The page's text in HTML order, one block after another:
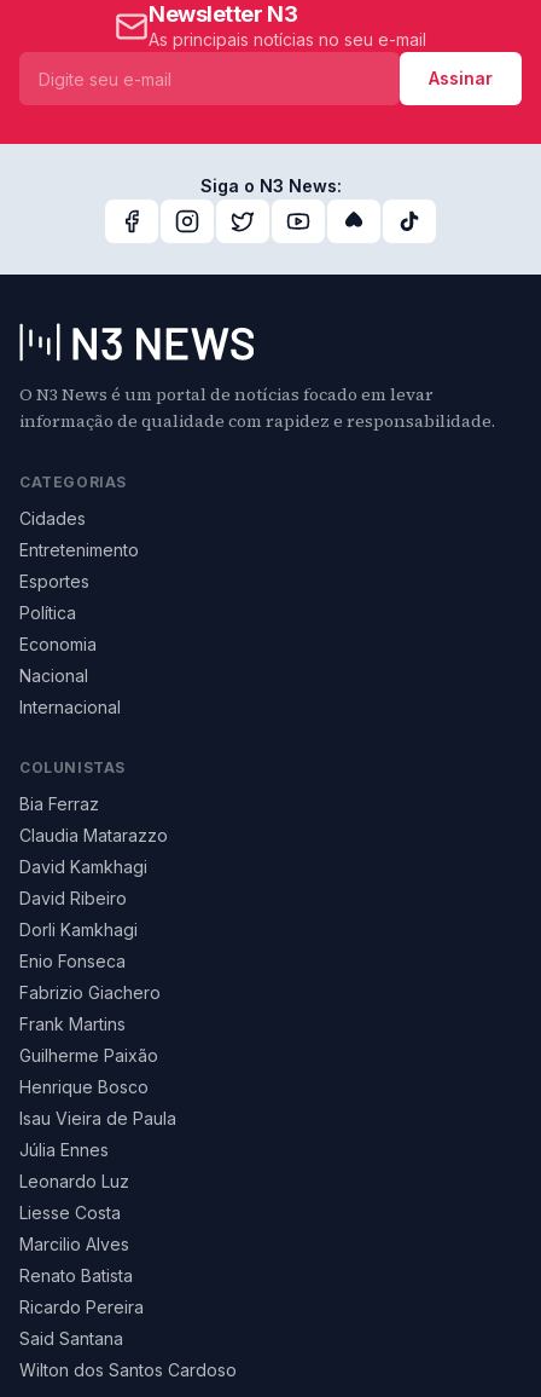
Newsletter N3
As principais notícias no seu e-mail
Assinar
Siga o N3 News:
O N3 News é um portal de notícias focado em levar
informação de qualidade com rapidez e responsabilidade.
CATEGORIAS
Cidades
Entretenimento
Esportes
Política
Economia
Nacional
Internacional
COLUNISTAS
Bia Ferraz
Claudia Matarazzo
David Kamkhagi
David Ribeiro
Dorli Kamkhagi
Enio Fonseca
Fabrizio Giachero
Frank Martins
Guilherme Paixão
Henrique Bosco
Isau Vieira de Paula
Júlia Ennes
Leonardo Luz
Liesse Costa
Marcilio Alves
Renato Batista
Ricardo Pereira
Said Santana
Wilton dos Santos Cardoso